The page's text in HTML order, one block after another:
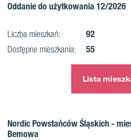
Oddanie do użytkowania 12/2026
Liczba mieszkań: 92
Dostępne mieszkania: 55
Lista
Nordic Powstańców Śląskich -
Bemowa